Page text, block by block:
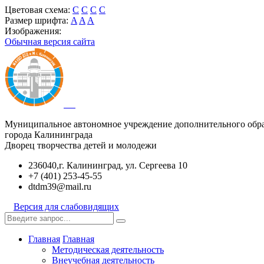
Цветовая схема: C C C C
Размер шрифта: A A A
Изображения:
Обычная версия сайта
Муниципальное автономное учреждение дополнительного
города Калининграда
Дворец творчества детей и молодежи
236040,г. Калининград, ул. Сергеева 10
+7 (401) 253-45-55
dtdm39@mail.ru
Версия для слабовидящих
Главная Главная
Методическая деятельность
Внеучебная деятельность